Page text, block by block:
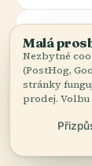
Malá
Nezbytné
(PostHog,
stránky
prodej.